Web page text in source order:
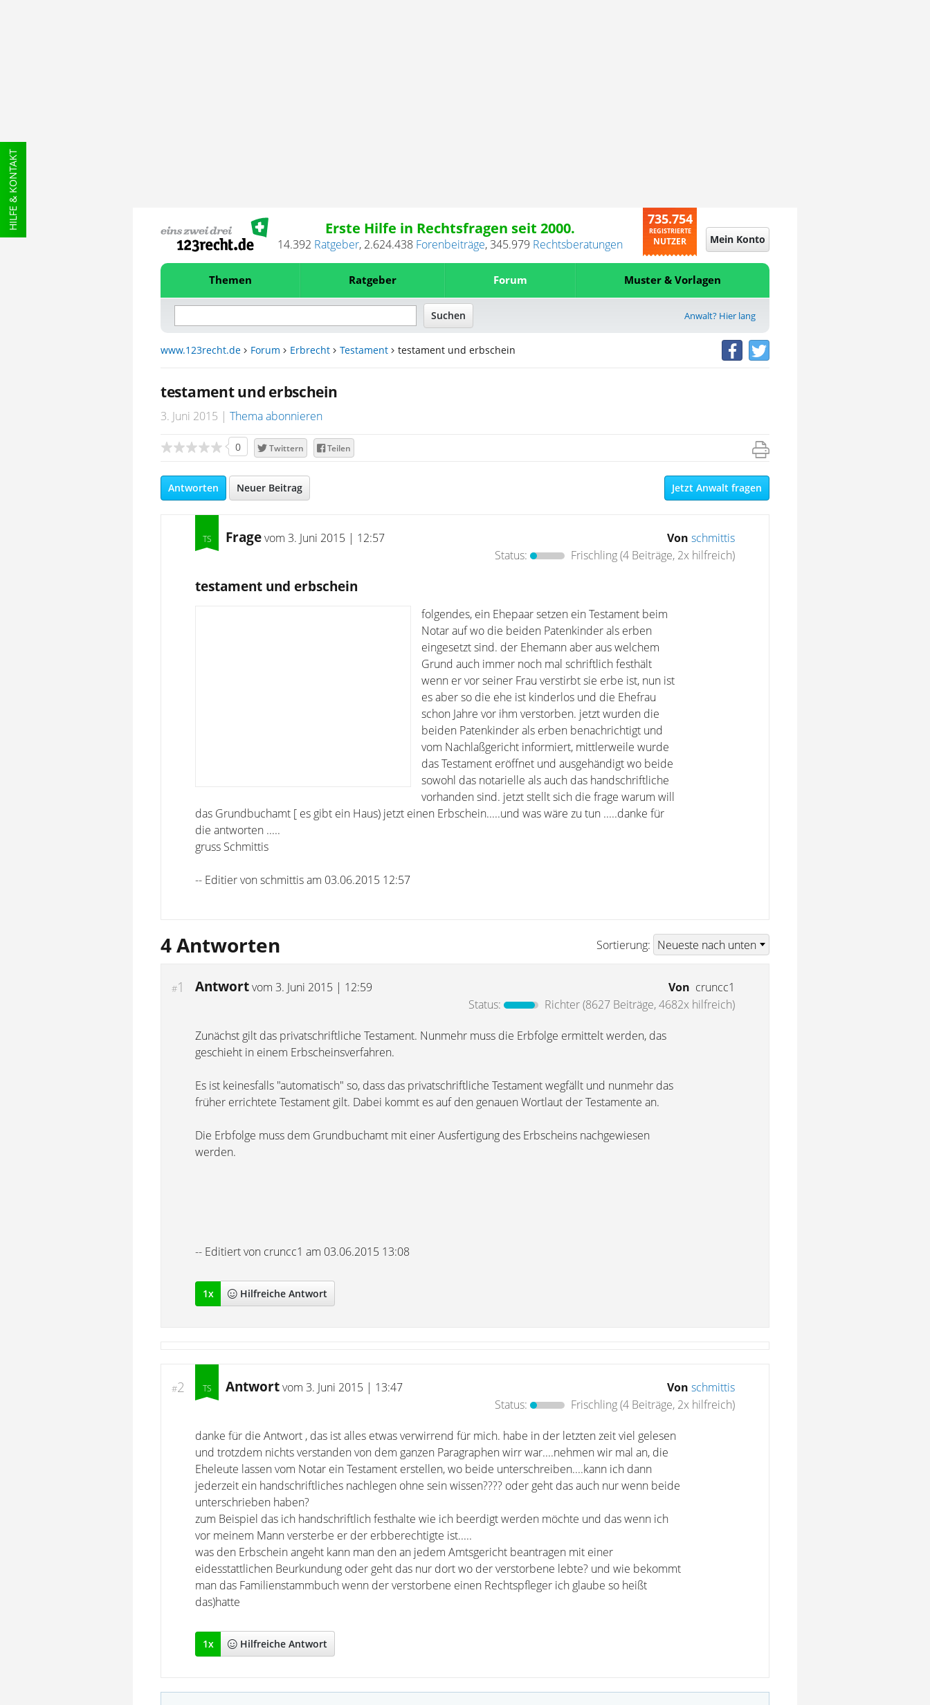
HILFE & KONTAKT Erste Hilfe in Rechtsfragen seit 2000.
14.392 Ratgeber, 2.624.438 Forenbeiträge,345.979 Rechtsberatungen
735.754
REGISTRIERTE
NUTZER Mein Konto
Themen Ratgeber Forum Muster & Vorlagen
Anwalt? Hier lang
www.123recht.de Forum Erbrecht Testament testament und erbschein
testament und erbschein
3. Juni 2015 Thema abonnieren
0 Twittern Teilen
Antworten Neuer Beitrag Jetzt Anwalt fragen
Fragevom 3. Juni 2015 | 12:57 Von schmittis
Status:
Frischling(4 Beiträge, 2x hilfreich)
testament und erbschein
folgendes, ein Ehepaar setzen ein Testament beim
Notar auf wo die beiden Patenkinder als erben
eingesetzt sind. der Ehemann aber aus welchem
Grund auch immer noch mal schriftlich festhält
wenn er vor seiner Frau verstirbt sie erbe ist, nun ist
es aber so die ehe ist kinderlos und die Ehefrau
schon Jahre vor ihm verstorben. jetzt wurden die
beiden Patenkinder als erben benachrichtigt und
vom Nachlaßgericht informiert, mittlerweile wurde
das Testament eröffnet und ausgehändigt wo beide
sowohl das notarielle als auch das handschriftliche
vorhanden sind. jetzt stellt sich die frage warum will
das Grundbuchamt [ es gibt ein Haus) jetzt einen Erbschein.....und was wäre zu tun .....danke für
die antworten .....
gruss Schmittis
-- Editier von schmittis am 03.06.2015 12:57
4 Antworten Sortierung:
#1 Antwortvom 3. Juni 2015 | 12:59 Von cruncc1
Status:
Richter(8627 Beiträge, 4682x hilfreich)
Zunächst gilt das privatschriftliche Testament. Nunmehr muss die Erbfolge ermittelt werden, das
geschieht in einem Erbscheinsverfahren.
Es ist keinesfalls "automatisch" so, dass das privatschriftliche Testament wegfällt und nunmehr das
früher errichtete Testament gilt. Dabei kommt es auf den genauen Wortlaut der Testamente an.
Die Erbfolge muss dem Grundbuchamt mit einer Ausfertigung des Erbscheins nachgewiesen
werden.
-- Editiert von cruncc1 am 03.06.2015 13:08
1x Hilfreiche Antwort
#2 Antwortvom 3. Juni 2015 | 13:47 Von schmittis
Status:
Frischling(4 Beiträge, 2x hilfreich)
danke für die Antwort , das ist alles etwas verwirrend für mich. habe in der letzten zeit viel gelesen
und trotzdem nichts verstanden von dem ganzen Paragraphen wirr war....nehmen wir mal an, die
Eheleute lassen vom Notar ein Testament erstellen, wo beide unterschreiben....kann ich dann
jederzeit ein handschriftliches nachlegen ohne sein wissen???? oder geht das auch nur wenn beide
unterschrieben haben?
zum Beispiel das ich handschriftlich festhalte wie ich beerdigt werden möchte und das wenn ich
vor meinem Mann versterbe er der erbberechtigte ist.....
was den Erbschein angeht kann man den an jedem Amtsgericht beantragen mit einer
eidesstattlichen Beurkundung oder geht das nur dort wo der verstorbene lebte? und wie bekommt
man das Familienstammbuch wenn der verstorbene einen Rechtspfleger ich glaube so heißt
das)hatte
1x Hilfreiche Antwort